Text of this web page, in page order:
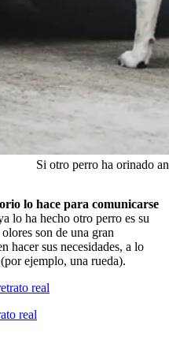
Si otro perro ha orinado
lo hace para comunicarse
lo ha hecho otro perro es su
son de una gran
hacer sus necesidades, a lo
ejemplo, una rueda).
real